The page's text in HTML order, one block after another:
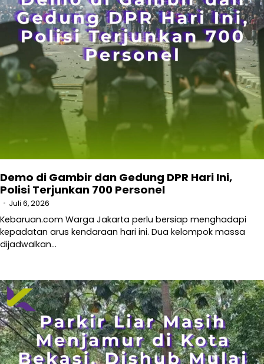
Demo di Gambir dan Gedung DPR Hari Ini,
Polisi Terjunkan 700 Personel
Juli 6, 2026
Kebaruan.com Warga Jakarta perlu bersiap menghadapi
kepadatan arus kendaraan hari ini. Dua kelompok massa
dijadwalkan…